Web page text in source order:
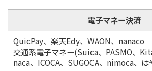
電子マネー決済
QuicPay、楽天Edy、WAON、nanaco
交通系電子マネー(Suica、PASMO、
naca、ICOCA、SUGOCA、nimoca、は